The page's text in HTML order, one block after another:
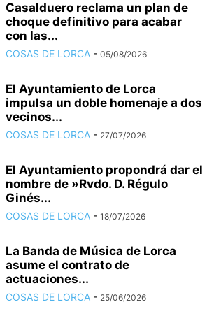
Casalduero reclama un plan de
choque definitivo para acabar
con las...
COSAS DE LORCA - 05/08/2026
El Ayuntamiento de Lorca
impulsa un doble homenaje a dos
vecinos...
COSAS DE LORCA - 27/07/2026
El Ayuntamiento propondrá dar el
nombre de »Rvdo. D. Régulo
Ginés...
COSAS DE LORCA - 18/07/2026
La Banda de Música de Lorca
asume el contrato de
actuaciones...
COSAS DE LORCA - 25/06/2026